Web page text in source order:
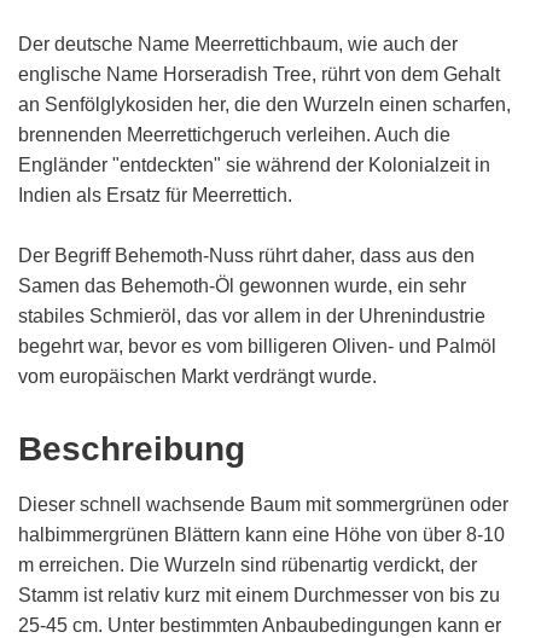
Der deutsche Name Meerrettichbaum, wie auch der
englische Name Horseradish Tree, rührt von dem Gehalt
an Senfölglykosiden her, die den Wurzeln einen scharfen,
brennenden Meerrettichgeruch verleihen. Auch die
Engländer "entdeckten" sie während der Kolonialzeit in
Indien als Ersatz für Meerrettich.
Der Begriff Behemoth-Nuss rührt daher, dass aus den
Samen das Behemoth-Öl gewonnen wurde, ein sehr
stabiles Schmieröl, das vor allem in der Uhrenindustrie
begehrt war, bevor es vom billigeren Oliven- und Palmöl
vom europäischen Markt verdrängt wurde.
Beschreibung
Dieser schnell wachsende Baum mit sommergrünen oder
halbimmergrünen Blättern kann eine Höhe von über 8-10
m erreichen. Die Wurzeln sind rübenartig verdickt, der
Stamm ist relativ kurz mit einem Durchmesser von bis zu
25-45 cm. Unter bestimmten Anbaubedingungen kann er